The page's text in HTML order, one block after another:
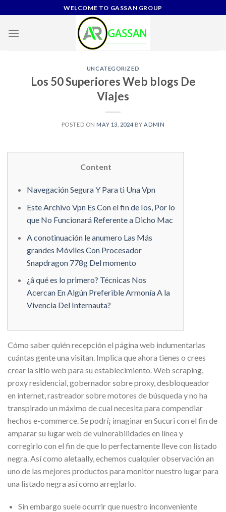
to
content
WELCOME TO GASSAN GROUP
UNCATEGORIZED
Los 50 Superiores Web blogs De
Viajes
POSTED ON MAY 13, 2024 BY ADMIN
Content
Navegación Segura Y Para ti Una Vpn
Este Archivo Vpn Es Con el fin de Ios, Por lo
que No Funcionará Referente a Dicho Mac
A conotinuación le anumero Las Más
grandes Móviles Con Procesador
Snapdragon 778g Del momento
¿â qué es lo primero? Técnicas Nos
Acercan En Algún Preferible Armonía A la
Vivencia Del Internauta?
Cómo saber quién recepción el página web indumentarias
cuántas gente una visitan. Implica que ahora tienes o crees
crear la sitio web para su establecimiento. Web scraping,
proxy residencial, gobernador sobre proxy, desbloqueador
en internet, rastreador sobre motores de búsqueda y no ha
transpirado un máximo de cual necesita para compendiar
hechos e-commerce. Se podrí¡ imaginar en Sucuri con el fin de
amparar su lugar web de vulnerabilidades en línea y
corregirlo con el fin de que lo perfectamente lleve con listado
negra. Así­ como aletaally, echemos cualquier observación an
uno de las mejores productos para monitor nuestro lugar para
una listado negra así­ como arreglarlo.
Sin embargo suele ocurrir que nuestro inconveniente